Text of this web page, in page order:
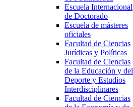
Escuela Internacional
de Doctorado
Escuela de másteres
oficiales
Facultad de Ciencias
Jurídicas y Políticas
Facultad de Ciencias
de la Educación y del
Deporte y Estudios
Interdisciplinares
Facultad de Ciencias